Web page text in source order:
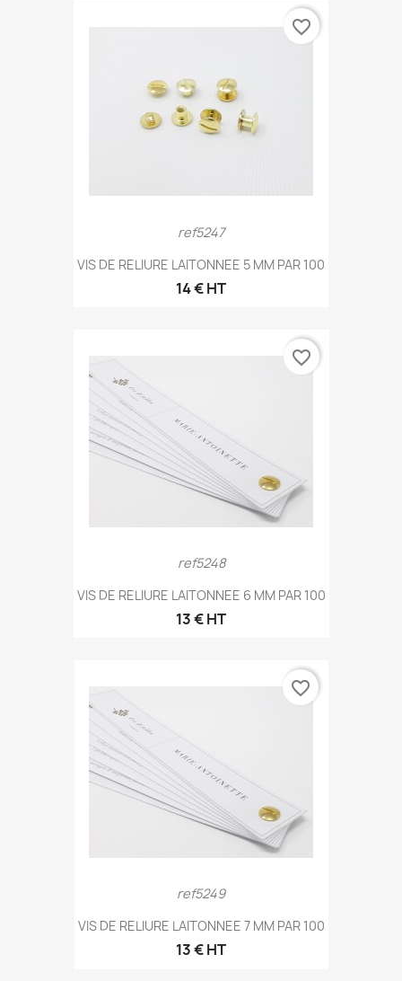
ref5247
VIS DE RELIURE LAITONNEE 5 MM PAR 100
14 € HT
favorite_border
ref5248
VIS DE RELIURE LAITONNEE 6 MM PAR 100
13 € HT
favorite_border
ref5249
VIS DE RELIURE LAITONNEE 7 MM PAR 100
13 € HT
favorite_border